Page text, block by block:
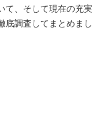
て、そして現在の充
底調査してまとめまし